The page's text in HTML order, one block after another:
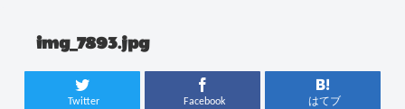
img_7893.jpg
Twitter Facebook はてブ